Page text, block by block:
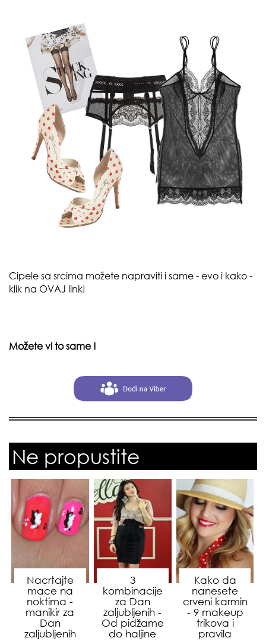
Cipele sa srcima možete napraviti i same - evo i kako -
klik na OVAJ link!
Možete vi to same !
Ne propustite
Nacrtajte
mace na
noktima -
manikir za
Dan
zaljubljenih
3
kombinacije
za Dan
zaljubljenih -
Od pidžame
do haljine
Kako da
nanesete
crveni karmin
- 9 makeup
trikova i
pravila